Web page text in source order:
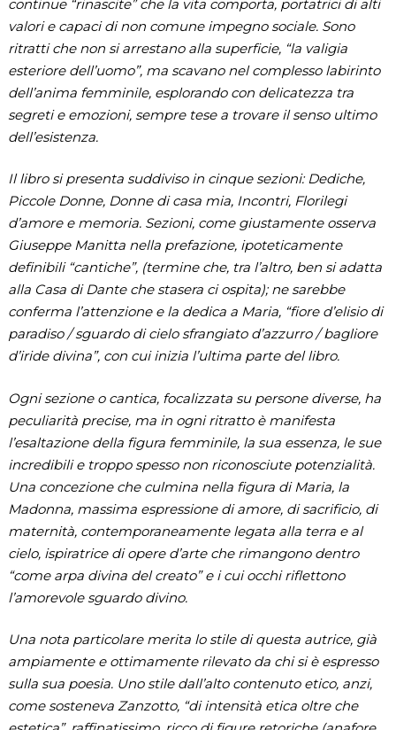
continue “rinascite” che la vita comporta, portatrici di alti
valori e capaci di non comune impegno sociale. Sono
ritratti che non si arrestano alla superficie, “la valigia
esteriore dell’uomo”, ma scavano nel complesso labirinto
dell’anima femminile, esplorando con delicatezza tra
segreti e emozioni, sempre tese a trovare il senso ultimo
dell’esistenza.
Il libro si presenta suddiviso in cinque sezioni: Dediche,
Piccole Donne, Donne di casa mia, Incontri, Florilegi
d’amore e memoria. Sezioni, come giustamente osserva
Giuseppe Manitta nella prefazione, ipoteticamente
definibili “cantiche”, (termine che, tra l’altro, ben si adatta
alla Casa di Dante che stasera ci ospita); ne sarebbe
conferma l’attenzione e la dedica a Maria, “fiore d’elisio di
paradiso / sguardo di cielo sfrangiato d’azzurro / bagliore
d’iride divina”, con cui inizia l’ultima parte del libro.
Ogni sezione o cantica, focalizzata su persone diverse, ha
peculiarità precise, ma in ogni ritratto è manifesta
l’esaltazione della figura femminile, la sua essenza, le sue
incredibili e troppo spesso non riconosciute potenzialità.
Una concezione che culmina nella figura di Maria, la
Madonna, massima espressione di amore, di sacrificio, di
maternità, contemporaneamente legata alla terra e al
cielo, ispiratrice di opere d’arte che rimangono dentro
“come arpa divina del creato” e i cui occhi riflettono
l’amorevole sguardo divino.
Una nota particolare merita lo stile di questa autrice, già
ampiamente e ottimamente rilevato da chi si è espresso
sulla sua poesia. Uno stile dall’alto contenuto etico, anzi,
come sosteneva Zanzotto, “di intensità etica oltre che